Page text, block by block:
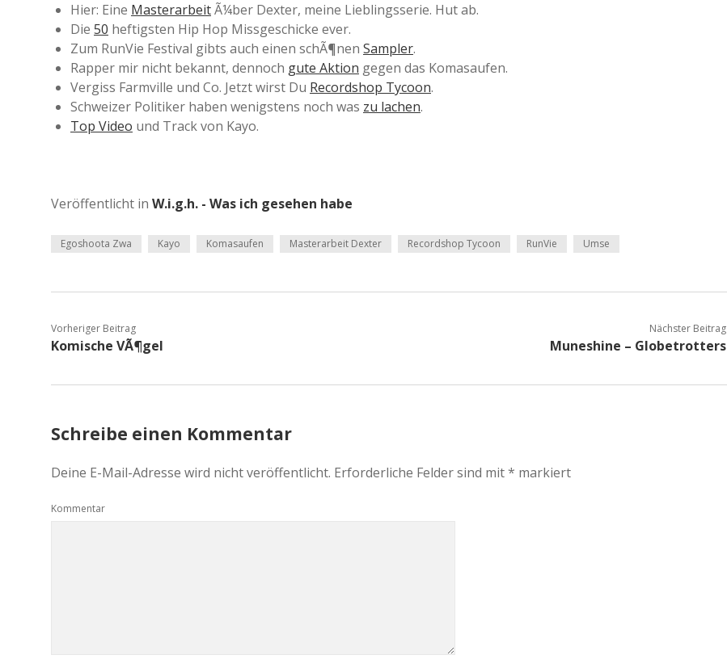
Hier: Eine MasterarbeitÃ¼ber Dexter, meine Lieblingsserie. Hut ab.
Die 50 heftigsten Hip Hop Missgeschicke ever.
Zum RunVie Festival gibts auch einen schÃ¶nen Sampler.
Rapper mir nicht bekannt, dennoch gute Aktion gegen das Komasaufen.
Vergiss Farmville und Co. Jetzt wirst Du Recordshop Tycoon.
Schweizer Politiker haben wenigstens noch was zu lachen.
Top Video und Track von Kayo.
Veröffentlicht in W.i.g.h. - Was ich gesehen habe
Egoshoota Zwa Kayo Komasaufen Masterarbeit Dexter Recordshop Tycoon RunVie Umse
Vorheriger Beitrag
Komische VÃ¶gel
Nächster Beitrag
Muneshine – Globetrotters
Schreibe einen Kommentar
Deine E-Mail-Adresse wird nicht veröffentlicht. Erforderliche Felder sind mit* markiert
Kommentar